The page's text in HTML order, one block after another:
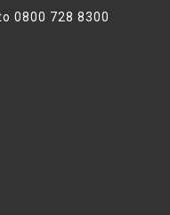
0800 728 8300